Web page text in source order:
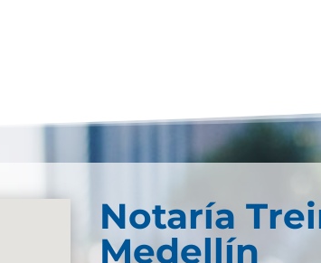
Notaría
Medellín